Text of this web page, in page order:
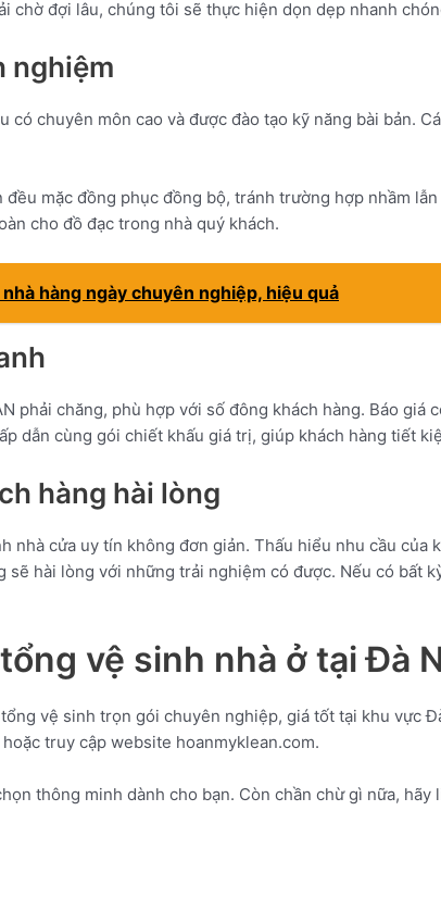
chờ đợi lâu, chúng tôi sẽ thực hiện dọn dẹp nhanh
nghiệm
có chuyên môn cao và được đào tạo kỹ năng bài bản.
mặc đồng phục đồng bộ, tránh trường hợp nhầm
cho đồ đạc trong nhà quý khách.
hàng ngày chuyên nghiệp, hiệu quả
phải chăng, phù hợp với số đông khách hàng. Báo
dẫn cùng gói chiết khấu giá trị, giúp khách hàng tiết
hàng hài lòng
nhà cửa uy tín không đơn giản. Thấu hiểu nhu cầu của
sẽ hài lòng với những trải nghiệm có được. Nếu có bất
vệ sinh nhà ở tại Đà
tổng vệ sinh trọn gói chuyên nghiệp, giá tốt tại khu vực
truy cập website hoanmyklean.com.
thông minh dành cho bạn. Còn chần chừ gì nữa,